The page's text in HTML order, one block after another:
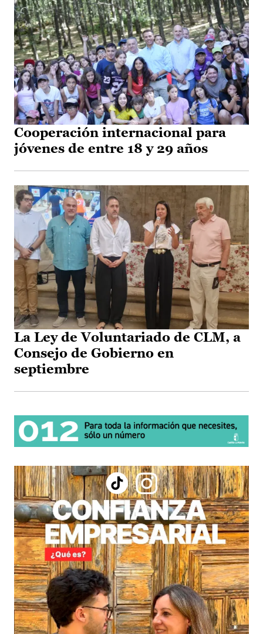
Cooperación internacional para
jóvenes de entre 18 y 29 años
La Ley de Voluntariado de CLM, a
Consejo de Gobierno en
septiembre